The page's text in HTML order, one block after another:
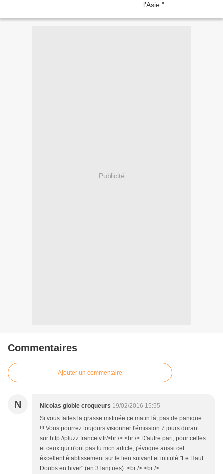
Publicité
Commentaires
Ajouter un commentaire
N Nicolas globle croqueurs 19/02/2016 15:55
Si vous faites la grasse matinée ce matin là, pas de panique
!!! Vous pourrez toujours visionner l'émission 7 jours durant
sur http://pluzz.francetv.fr/<br /> <br /> D'autre part, pour celles
et ceux qui n'ont pas lu mon article, j'évoque aussi cet
éxcellent établissement sur le lien suivant et intitulé "Le Haut
Doubs en hiver" (en 3 langues) :<br /> <br />